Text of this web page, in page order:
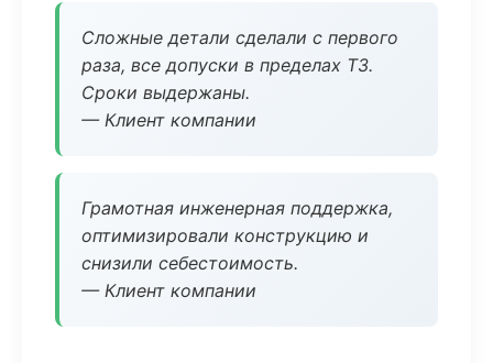
Сложные детали сделали с первого
раза, все допуски в пределах ТЗ.
Сроки выдержаны.
— Клиент компании
Грамотная инженерная поддержка,
оптимизировали конструкцию и
снизили себестоимость.
— Клиент компании